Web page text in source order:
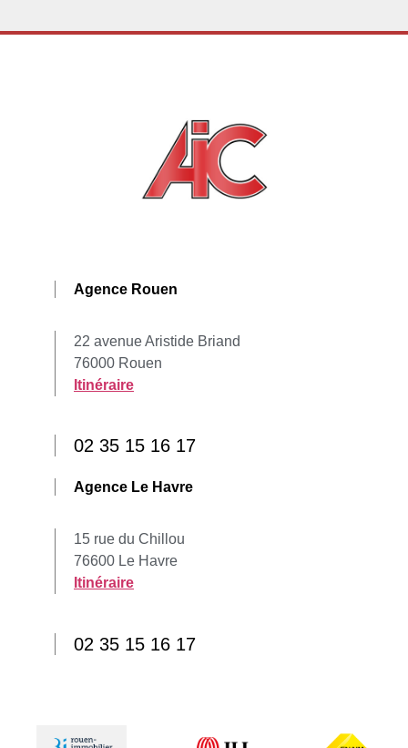
Agence Rouen
22 avenue Aristide Briand
76000 Rouen
Itinéraire
02 35 15 16 17
Agence Le Havre
15 rue du Chillou
76600 Le Havre
Itinéraire
02 35 15 16 17